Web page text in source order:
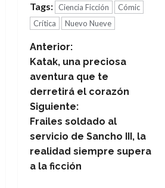
Tags: Ciencia Ficción
Cómic
Crítica
Nuevo Nueve
N
a
v
e
g
a
Anterior:
Katak, una preciosa
aventura que te
derretirá el corazón
Siguiente:
Frailes soldado al
servicio de Sancho III, la
realidad siempre supera
a la ficción